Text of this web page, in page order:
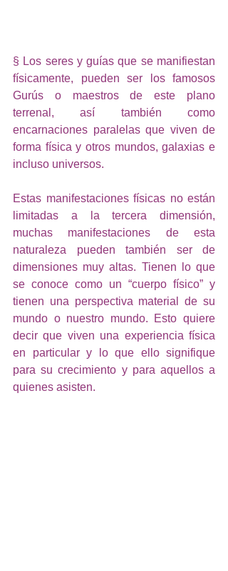
§ Los seres y guías que se manifiestan
físicamente, pueden ser los famosos
Gurús o maestros de este plano
terrenal, así también como
encarnaciones paralelas que viven de
forma física y otros mundos, galaxias e
incluso universos.
Estas manifestaciones físicas no están
limitadas a la tercera dimensión,
muchas manifestaciones de esta
naturaleza pueden también ser de
dimensiones muy altas. Tienen lo que
se conoce como un “cuerpo físico” y
tienen una perspectiva material de su
mundo o nuestro mundo. Esto quiere
decir que viven una experiencia física
en particular y lo que ello signifique
para su crecimiento y para aquellos a
quienes asisten.